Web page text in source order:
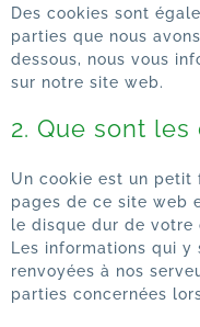
Des cookies sont
parties que nous
dessous, nous vous
sur notre site web.
2. Que sont les
Un cookie est un petit
pages de ce site web
le disque dur de votre
Les informations qui
renvoyées à nos
parties concernées